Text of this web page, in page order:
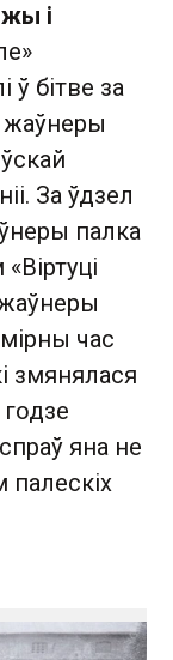
і
ў бітве за
За ўдзел
палка
жаўнеры
час
змянялася
яна не